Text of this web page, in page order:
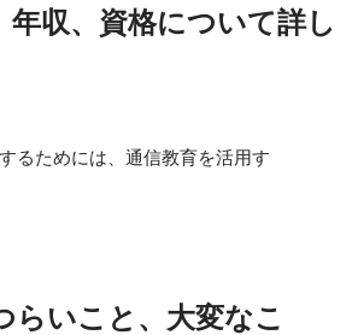
年収、資格について詳し
るためには、通信教育を活用す
らいこと、大変なこ